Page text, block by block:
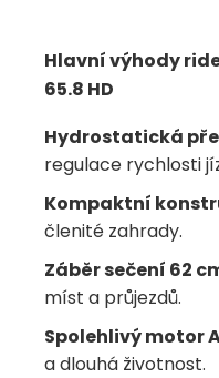
Hlavní výhody
65.8 HD
Hydrostatická
regulace rychlosti
Kompaktní
členité zahrady.
Záběr sečení 62
míst a průjezdů.
Spolehlivý motor
a dlouhá životnost.